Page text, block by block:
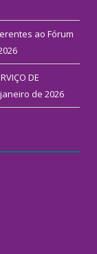
ao Fórum
DE
de 2026